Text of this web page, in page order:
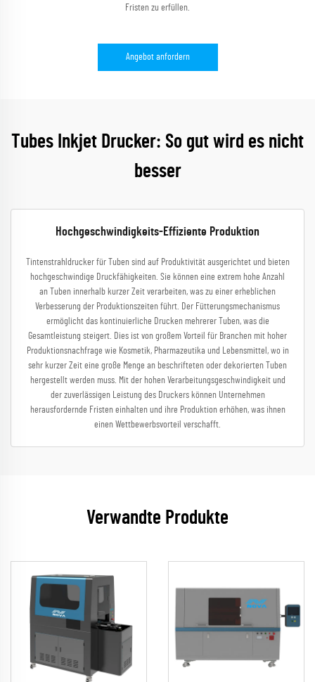
Fristen zu erfüllen.
Angebot anfordern
Tubes Inkjet Drucker: So gut wird es nicht
besser
Hochgeschwindigkeits-Effiziente Produktion
Tintenstrahldrucker für Tuben sind auf Produktivität ausgerichtet und bieten
hochgeschwindige Druckfähigkeiten. Sie können eine extrem hohe Anzahl
an Tuben innerhalb kurzer Zeit verarbeiten, was zu einer erheblichen
Verbesserung der Produktionszeiten führt. Der Fütterungsmechanismus
ermöglicht das kontinuierliche Drucken mehrerer Tuben, was die
Gesamtleistung steigert. Dies ist von großem Vorteil für Branchen mit hoher
Produktionsnachfrage wie Kosmetik, Pharmazeutika und Lebensmittel, wo in
sehr kurzer Zeit eine große Menge an beschrifteten oder dekorierten Tuben
hergestellt werden muss. Mit der hohen Verarbeitungsgeschwindigkeit und
der zuverlässigen Leistung des Druckers können Unternehmen
herausfordernde Fristen einhalten und ihre Produktion erhöhen, was ihnen
einen Wettbewerbsvorteil verschafft.
Verwandte Produkte